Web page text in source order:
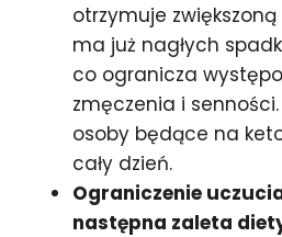
otrzymuje zwiększoną
ma już nagłych
co ogranicza
zmęczenia i
osoby będące na
cały dzień.
Ograniczenie
następna zaleta